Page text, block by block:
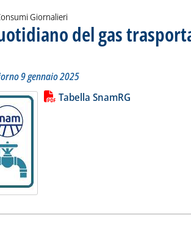
Giornalieri
del gas
Preconsuntivo del giorno 9 gennaio 2025
venerdì 10 gennaio 2025 alle 12.24.
9 gennaio 2025
Leggi tutta la notizia: 'Bilancio
alla notiziaTabella SnamRG